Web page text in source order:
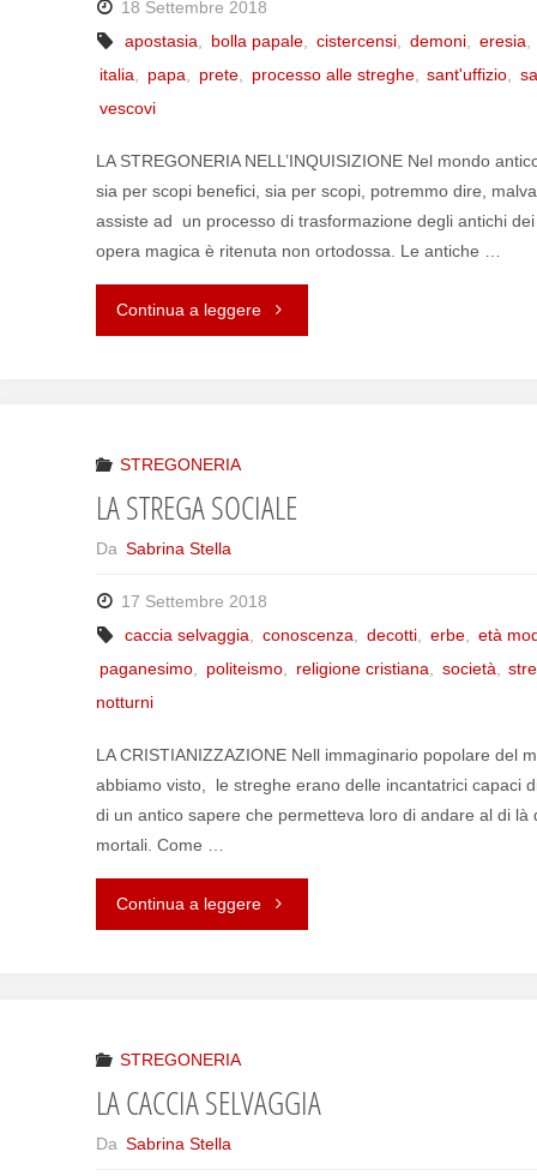
18 Settembre 2018
apostasia
bolla papale cistercensi demoni, eresia
italia
papa prete, processo alle streghe, sant'uffizio
vescovi
LA STREGONERIA NELL’INQUISIZIONE Nel mondo
sia per scopi benefici, sia per scopi, potremmo dire,
assiste ad un processo di trasformazione degli antichi
opera magica è ritenuta non ortodossa. Le antiche …
Continua a leggere "IL
STREGONERIA
LA STREGA SOCIALE
Da Sabrina Stella
17 Settembre 2018
caccia selvaggia
conoscenza decotti erbe,
età
paganesimo, politeismo, religione cristiana società
notturni
LA CRISTIANIZZAZIONE Nell immaginario popolare del
abbiamo visto, le streghe erano delle incantatrici capaci
di un antico sapere che permetteva loro di andare al di
mortali. Come …
Continua a leggere "LA
STREGONERIA
LA CACCIA SELVAGGIA
Da Sabrina Stella